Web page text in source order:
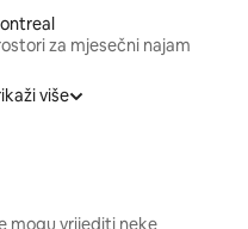
za mjesečni najam
više
mogu vrijediti neke